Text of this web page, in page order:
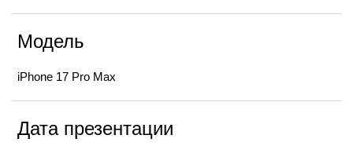
Модель
iPhone 17 Pro Max
Дата презентации